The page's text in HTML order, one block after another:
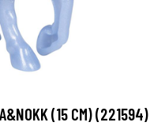
(15 CM) (221594)